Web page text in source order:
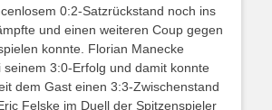
0:2-Satzrückstand noch ins
und einen weiteren Coup gegen
konnte. Florian Manecke
seinem 3:0-Erfolg und damit konnte
dem Gast einen 3:3-Zwischenstand
Felske im Duell der Spitzenspieler